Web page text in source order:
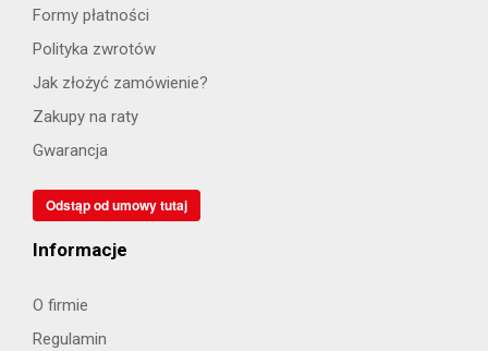
Formy płatności
Polityka zwrotów
Jak złożyć zamówienie?
Zakupy na raty
Gwarancja
Odstąp od umowy tutaj
Informacje
O firmie
Regulamin